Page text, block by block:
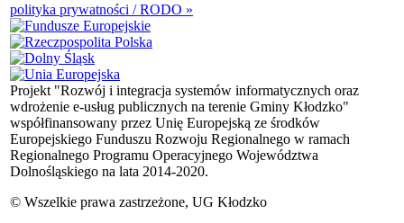
polityka prywatności / RODO »
Projekt "Rozwój i integracja systemów informatycznych oraz
wdrożenie e-usług publicznych na terenie Gminy Kłodzko"
współfinansowany przez Unię Europejską ze środków
Europejskiego Funduszu Rozwoju Regionalnego w ramach
Regionalnego Programu Operacyjnego Województwa
Dolnośląskiego na lata 2014-2020.
© Wszelkie prawa zastrzeżone, UG Kłodzko